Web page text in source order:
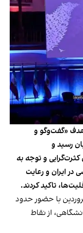
هدف «گفت‌وگو و
رسید و
و توجه به
ایران و رعایت
تاکید کردند.
با حضور حدود
از نقاط